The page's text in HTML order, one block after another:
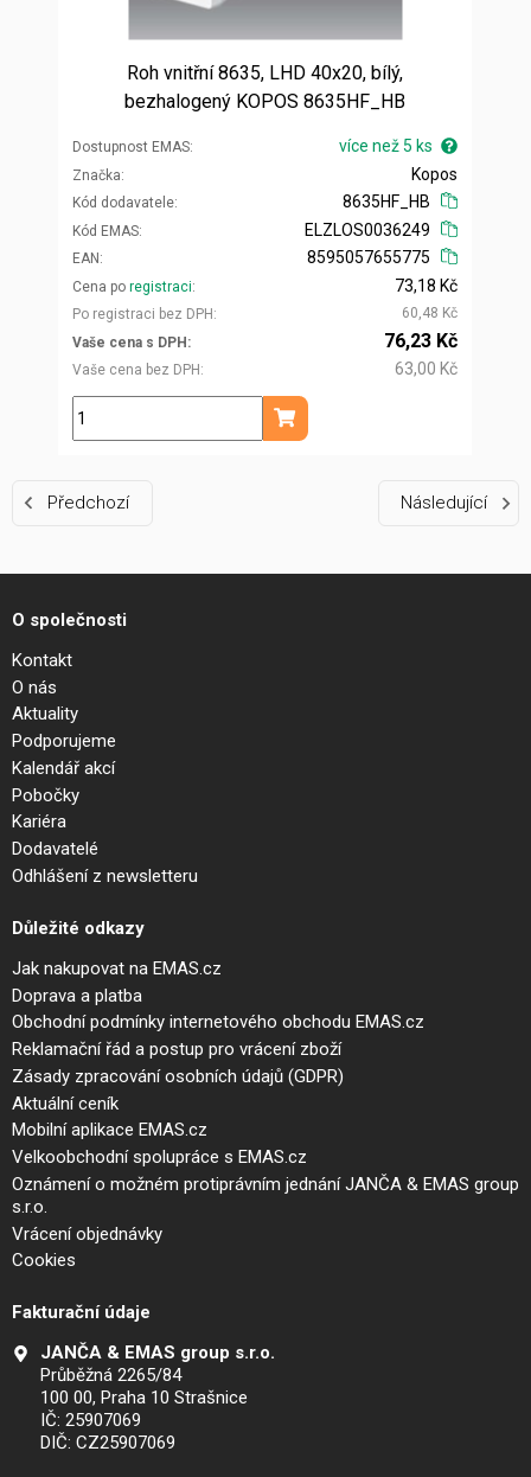
Roh vnitřní 8635, LHD 40x20, bílý,
bezhalogený KOPOS 8635HF_HB
Dostupnost EMAS více než 5 ks
Značka
Kód dodavatele
Kopos
8635HF_HB
Kód EMAS
EAN
ELZLOS0036249
8595057655775
Cena po registraci
Po registraci bez DPH
73,18 Kč
60,48 Kč
Vaše cena s DPH
Vaše cena bez DPH
76,23 Kč
63,00 Kč
ks
Přidat do košíku
Předchozí Následující
O společnosti
Kontakt
O nás
Aktuality
Podporujeme
Kalendář akcí
Pobočky
Kariéra
Dodavatelé
Odhlášení z newsletteru
Důležité odkazy
Jak nakupovat na EMAS.cz
Doprava a platba
Obchodní podmínky internetového obchodu EMAS.cz
Reklamační řád a postup pro vrácení zboží
Zásady zpracování osobních údajů (GDPR)
Aktuální ceník
Mobilní aplikace EMAS.cz
Velkoobchodní spolupráce s EMAS.cz
Oznámení o možném protiprávním jednání JANČA & EMAS group
s.r.o.
Vrácení objednávky
Cookies
Fakturační údaje
JANČA & EMAS group s.r.o.
Průběžná 2265/84
100 00, Praha 10 Strašnice
IČ: 25907069
DIČ: CZ25907069